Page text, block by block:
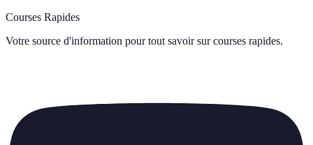
Courses Rapides
Votre source d'information pour tout savoir sur courses rapides.